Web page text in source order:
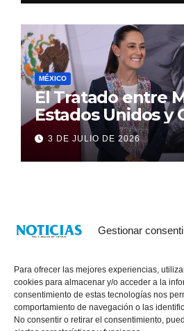
Gestionar
Para ofrecer las mejores experiencias,
cookies para almacenar y/o acceder a la
consentimiento de estas tecnologías nos
comportamiento de navegación o las
No consentir o retirar el consentimiento,
MÉXICO
El Tratado entre
Estados Unidos y
MEC) se
2036: Presidenta
Sheinbaum
3 DE JULIO DE 2026